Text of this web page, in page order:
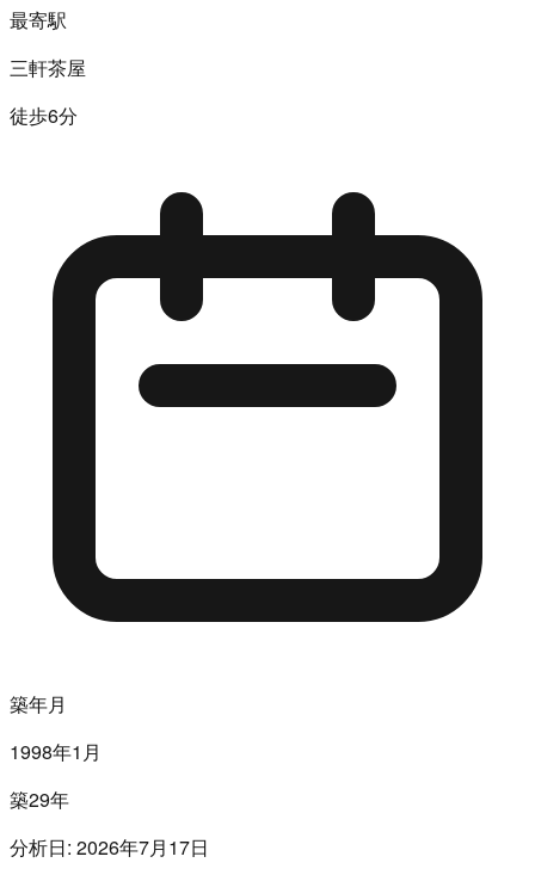
最寄駅
三軒茶屋
徒歩6分
築年月
1998年1月
築29年
分析日: 2026年7月17日